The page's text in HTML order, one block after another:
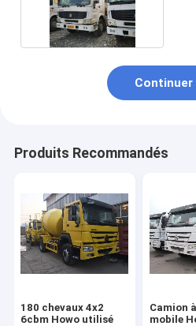
Continuer
Produits Recommandés
180 chevaux 4x2
6cbm Howo utilisé
Camion
mobile